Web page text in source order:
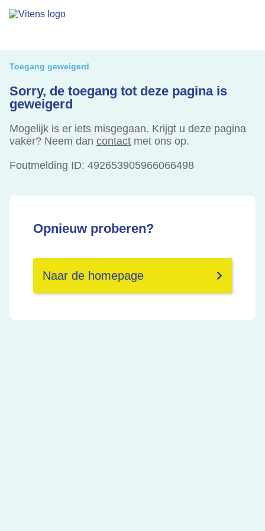
Toegang geweigerd
Sorry, de toegang tot deze pagina is
geweigerd
Mogelijk is er iets misgegaan. Krijgt u deze pagina
vaker? Neem dan contact met ons op.
Foutmelding ID: 492653905966066498
Opnieuw proberen?
Naar de homepage